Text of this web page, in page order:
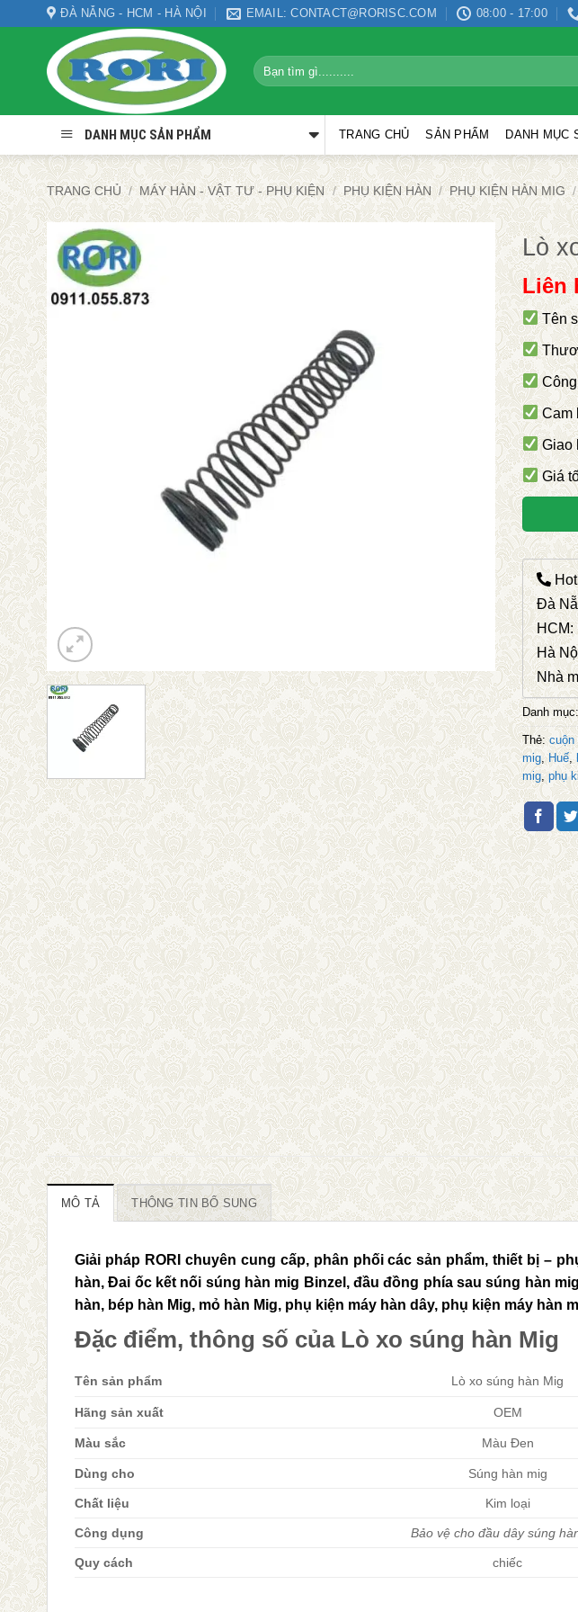
ĐÀ NẴNG - HCM - HÀ NỘI EMAIL: CONTACT@RORISC.COM 08:00 - 17:00
Tìm
kiếm:
DANH MỤC SẢN PHẨM TRANG CHỦ SẢN PHẨM DANH MỤC
TRANG CHỦ / MÁY HÀN - VẬT TƯ - PHỤ KIỆN / PHỤ KIỆN HÀN / PHỤ KIỆN HÀN MIG /
Lò
Liên
Tên
Công
Cam
Giao
Giá
Đà
HCM:
Hà
Nhà
Danh
Thẻ:cuộn
mig,Huế,
mig,phụ
MÔ TẢ THÔNG TIN BỔ SUNG
Giải pháp RORI chuyên cung cấp, phân phối các sản phẩm, thiết bị –
hàn, Đai ốc kết nối súng hàn mig Binzel, đầu đồng phía sau súng hàn
hàn, bép hàn Mig, mỏ hàn Mig, phụ kiện máy hàn dây, phụ kiện máy
Đặc điểm, thông số của Lò xo súng hàn Mig
Tên sản phẩm Lò xo súng hàn Mig
Hãng sản xuất OEM
Màu sắc Màu Đen
Dùng cho Súng hàn mig
Chất liệu Kim loại
Công dụng Bảo vệ cho đầu dây súng
Quy cách chiếc